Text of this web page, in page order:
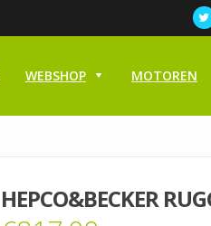
WEBSHOP MOTOREN
HEPCO&BECKER